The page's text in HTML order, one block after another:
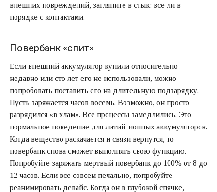
внешних повреждений, загляните в стык: все ли в
порядке с контактами.
Повербанк «спит»
Если внешний аккумулятор купили относительно
недавно или сто лет его не использовали, можно
попробовать поставить его на длительную подзарядку.
Пусть заряжается часов восемь. Возможно, он просто
разрядился «в хлам». Все процессы замедлились. Это
нормальное поведение для литий-ионных аккумуляторов.
Когда вещество раскачается и связи вернутся, то
повербанк снова сможет выполнять свою функцию.
Попробуйте заряжать мертвый повербанк до 100% от 8 до
12 часов. Если все совсем печально, попробуйте
реанимировать девайс. Когда он в глубокой спячке,